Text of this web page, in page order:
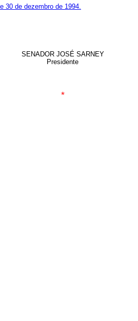
30 de dezembro de 1994.
SENADOR JOSÉ SARNEY
Presidente
*